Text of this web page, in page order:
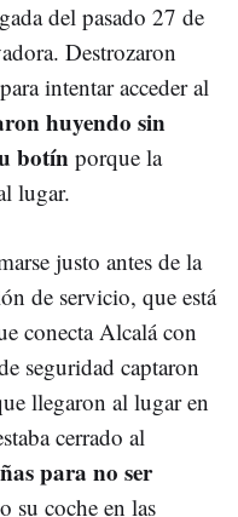
del pasado 27 de
Destrozaron
intentar acceder al
huyendo sin
botín porque la
lugar.
justo antes de la
de servicio, que está
conecta Alcalá con
seguridad captaron
llegaron al lugar en
cerrado al
para no ser
su coche en las